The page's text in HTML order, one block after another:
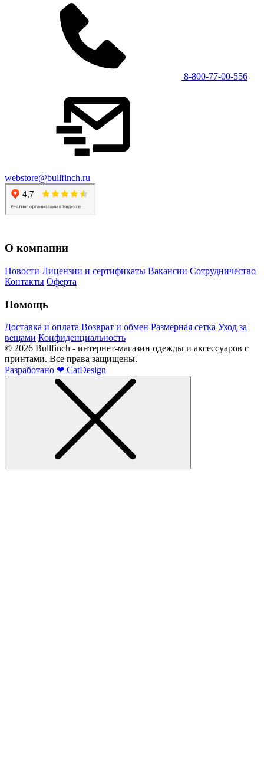
8-800-77-00-556
webstore@bullfinch.ru
О компании
Новости Лицензии и сертификаты Вакансии Сотрудничество
Контакты Оферта
Помощь
Доставка и оплата Возврат и обмен Размерная сетка Уход за
вещами Конфиденциальность
© 2026 Bullfinch - интернет-магазин одежды и аксессуаров с
принтами. Все права защищены.
Разработано ❤ CatDesign